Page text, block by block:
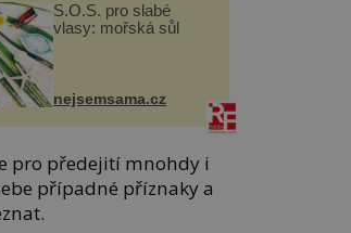
S.O.S. pro slabé
vlasy: mořská sůl
nejsemsama.cz
pro předejití mnohdy i
případné příznaky a